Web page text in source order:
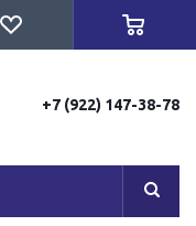
+7 (922) 147-38-78